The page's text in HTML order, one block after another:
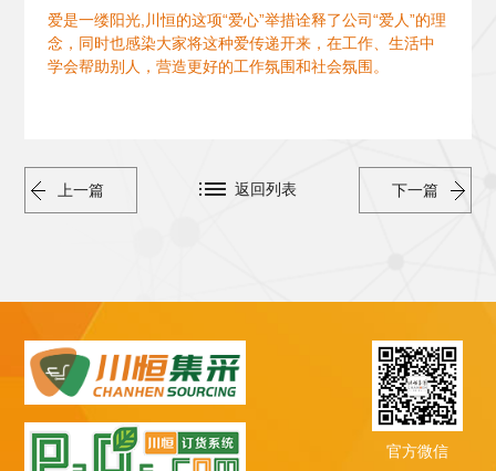
爱是一缕阳光,川恒的这项“爱心”举措诠释了公司“爱人”的理
念，同时也感染大家将这种爱传递开来，在工作、生活中
学会帮助别人，营造更好的工作氛围和社会氛围。
上一篇 下一篇
返回列表
官方微信